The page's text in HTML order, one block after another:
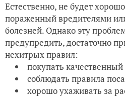
Естественно, не будет
пораженный вредителями
болезней. Однако эту
предупредить, достаточно
нехитрых правил:
покупать
соблюдать правила
хорошо ухаживать за